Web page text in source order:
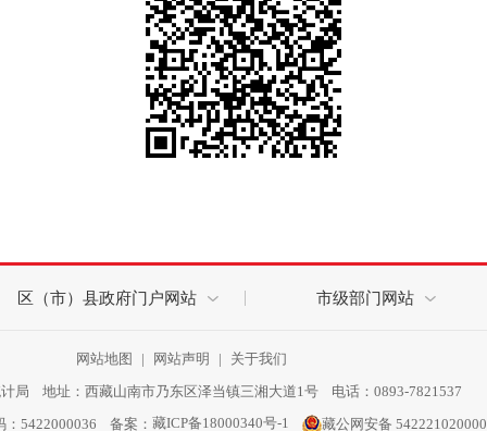
区（市）县政府门户网站 市级部门网站
网站地图 | 网站声明 |
关于我们
局 地址：西藏山南市乃东区泽当镇三湘大道1号 电话：0893-7821537
5422000036 备案： 藏ICP备18000340号-1 藏公网安备